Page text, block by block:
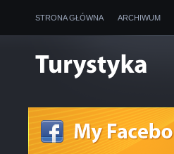
STRONA GŁÓWNA ARCHIWUM